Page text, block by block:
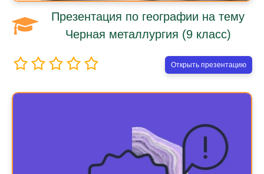
Презентация по географии на тему
Черная металлургия (9 класс)
Открыть презентацию